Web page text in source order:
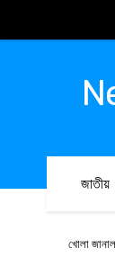
জাতীয়
খোলা